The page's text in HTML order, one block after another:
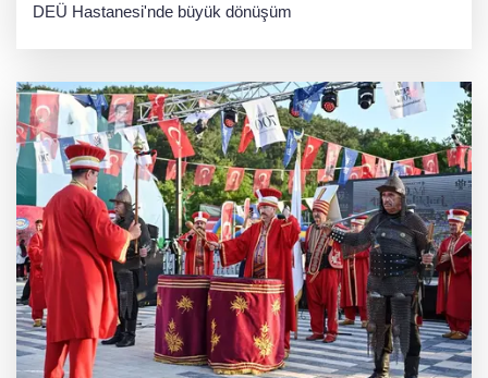
DEÜ Hastanesi'nde büyük dönüşüm